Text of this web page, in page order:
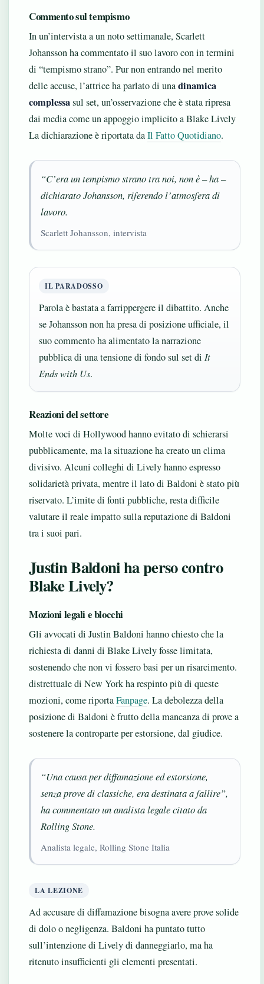
Commento sul tempismo
In un’intervista a un noto settimanale, Scarlett
Johansson ha commentato il suo lavoro con in termini
di “tempismo strano”. Pur non entrando nel merito
delle accuse, l’attrice ha parlato di unadinamica
complessasul set, un’osservazione che è stata ripresa
dai media come un appoggio implicito a Blake Lively
La dichiarazione è riportata daIl Fatto Quotidiano.
“C’era un tempismo strano tra noi, non è – ha –
dichiarato Johansson, riferendo l’atmosfera di
lavoro.
Scarlett Johansson, intervista
IL PARADOSSO
Parola è bastata a farrippergere il dibattito. Anche
se Johansson non ha presa di posizione ufficiale, il
suo commento ha alimentato la narrazione
pubblica di una tensione di fondo sul set di It
Ends with Us.
Reazioni del settore
Molte voci di Hollywood hanno evitato di schierarsi
pubblicamente, ma la situazione ha creato un clima
divisivo. Alcuni colleghi di Lively hanno espresso
solidarietà privata, mentre il lato di Baldoni è stato più
riservato. L’imite di fonti pubbliche, resta difficile
valutare il reale impatto sulla reputazione di Baldoni
tra i suoi pari.
Justin Baldoni ha perso contro
Blake Lively?
Mozioni legali e blocchi
Gli avvocati di Justin Baldoni hanno chiesto che la
richiesta di danni di Blake Lively fosse limitata,
sostenendo che non vi fossero basi per un risarcimento.
distrettuale di New York ha respinto più di queste
mozioni, come riportaFanpage. La debolezza della
posizione di Baldoni è frutto della mancanza di prove a
sostenere la controparte per estorsione, dal giudice.
“Una causa per diffamazione ed estorsione,
senza prove di classiche, era destinata a fallire”,
ha commentato un analista legale citato da
Rolling Stone.
Analista legale, Rolling Stone Italia
LA LEZIONE
Ad accusare di diffamazione bisogna avere prove solide
di dolo o negligenza. Baldoni ha puntato tutto
sull’intenzione di Lively di danneggiarlo, ma ha
ritenuto insufficienti gli elementi presentati.